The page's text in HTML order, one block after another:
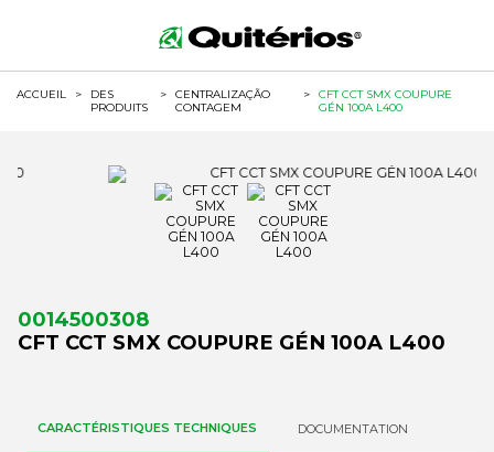
ACCUEIL >
DES
PRODUITS
>
CENTRALIZAÇÃO
CONTAGEM
>
CFT CCT SMX COUPURE
GÉN 100A L400
0014500308
CFT CCT SMX COUPURE GÉN 100A L400
CARACTÉRISTIQUES TECHNIQUES DOCUMENTATION